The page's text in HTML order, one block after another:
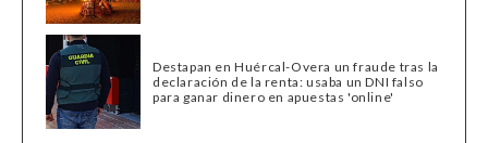
Destapan en Huércal-Overa un fraude tras la
declaración de la renta: usaba un DNI falso
para ganar dinero en apuestas 'online'